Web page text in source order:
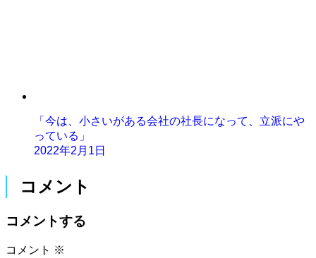
「今は、小さいがある会社の社長になって、立派にや
っている」
2022年2月1日
コメント
コメントする
コメント ※